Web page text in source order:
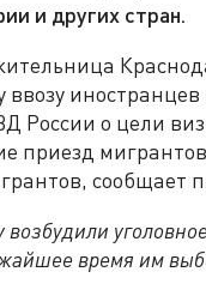
и других стран.
ввозу
России о цели
приезд
сообщает
время им